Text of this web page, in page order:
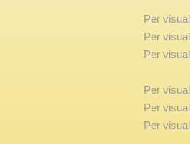
Per
Per
Per
Per
Per
Per